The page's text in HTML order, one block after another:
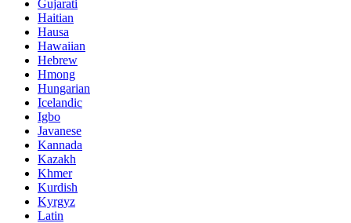
Gujarati
Haitian
Hausa
Hawaiian
Hebrew
Hmong
Hungarian
Icelandic
Igbo
Javanese
Kannada
Kazakh
Khmer
Kurdish
Kyrgyz
Latin